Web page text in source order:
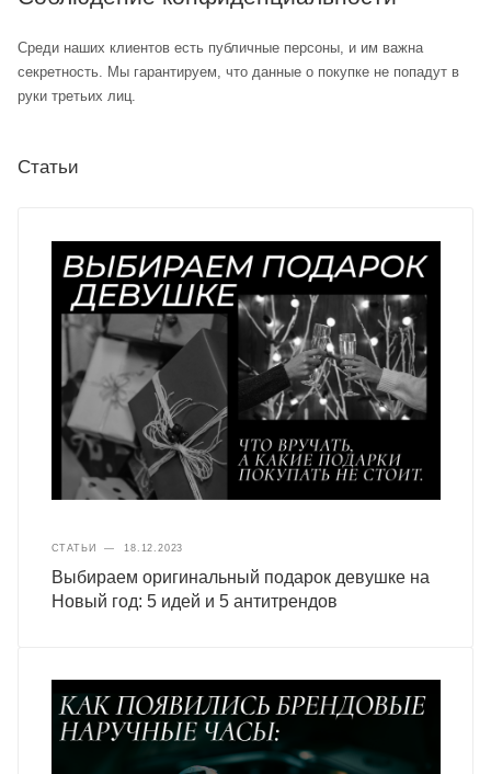
Среди наших клиентов есть публичные персоны, и им важна
секретность. Мы гарантируем, что данные о покупке не попадут в
руки третьих лиц.
Статьи
СТАТЬИ — 18.12.2023
Выбираем оригинальный подарок девушке на
Новый год: 5 идей и 5 антитрендов